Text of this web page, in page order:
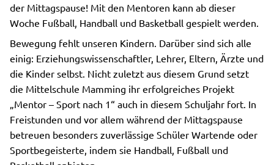
der Mittagspause! Mit den Mentoren kann ab dieser
Woche Fußball, Handball und Basketball gespielt werden.
Bewegung fehlt unseren Kindern. Darüber sind sich alle
einig: Erziehungswissenschaftler, Lehrer, Eltern, Ärzte und
die Kinder selbst. Nicht zuletzt aus diesem Grund setzt
die Mittelschule Mamming ihr erfolgreiches Projekt
„Mentor – Sport nach 1“ auch in diesem Schuljahr fort. In
Freistunden und vor allem während der Mittagspause
betreuen besonders zuverlässige Schüler Wartende oder
Sportbegeisterte, indem sie Handball, Fußball und